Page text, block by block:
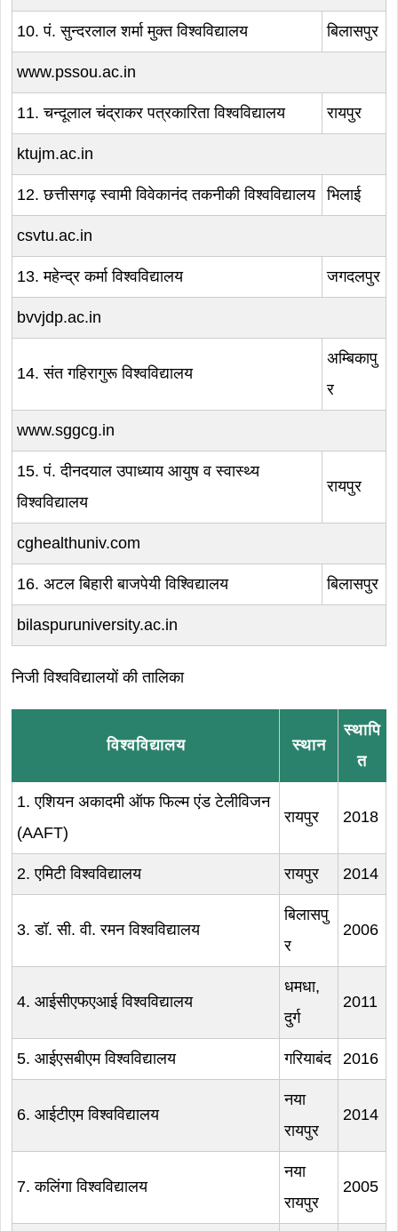
10. पं. सुन्दरलाल शर्मा मुक्त विश्वविद्यालय बिलासपुर
www.pssou.ac.in
11. चन्दूलाल चंद्राकर पत्रकारिता विश्वविद्यालय रायपुर
ktujm.ac.in
12. छत्तीसगढ़ स्वामी विवेकानंद तकनीकी विश्वविद्यालय भिलाई
csvtu.ac.in
13. महेन्द्र कर्मा विश्वविद्यालय जगदलपुर
bvvjdp.ac.in
14. संत गहिरागुरू विश्वविद्यालय
अम्बिकापु
र
www.sggcg.in
15. पं. दीनदयाल उपाध्याय आयुष व स्वास्थ्य
विश्वविद्यालय
रायपुर
cghealthuniv.com
16. अटल बिहारी बाजपेयी विश्विद्यालय बिलासपुर
bilaspuruniversity.ac.in
निजी विश्वविद्यालयों की तालिका
विश्वविद्यालय स्थान
स्थापि
त
1. एशियन अकादमी ऑफ फिल्म एंड टेलीविजन
(AAFT)
रायपुर 2018
2. एमिटी विश्वविद्यालय रायपुर 2014
3. डॉ. सी. वी. रमन विश्वविद्यालय
बिलासपु
र
2006
4. आईसीएफएआई विश्वविद्यालय
धमधा,
दुर्ग
2011
5. आईएसबीएम विश्वविद्यालय गरियाबंद 2016
6. आईटीएम विश्वविद्यालय
नया
रायपुर
2014
7. कलिंगा विश्वविद्यालय
नया
रायपुर
2005